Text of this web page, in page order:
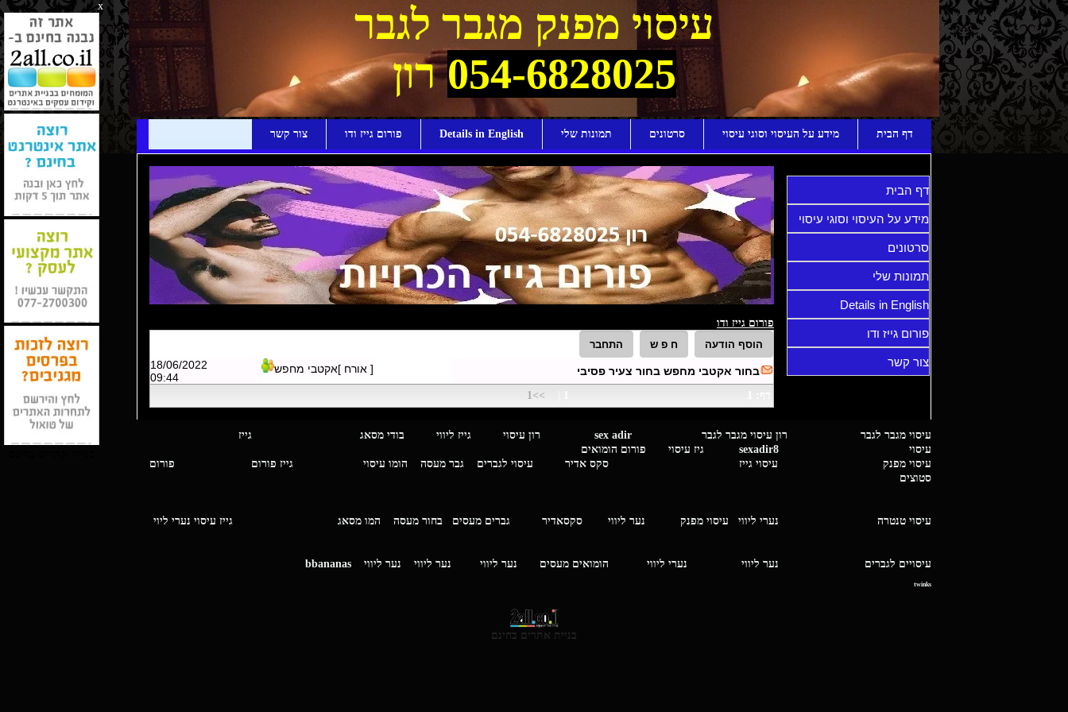
x
עיסוי מפנק מגבר לגבר
054-6828025רון
דף הבית מידע על העיסוי וסוגי עיסוי סרטונים תמונות שלי Details in English פורום גייז ודו צור קשר
דף הבית
מידע על העיסוי וסוגי עיסוי
סרטונים
תמונות שלי
Details in English
פורום גייז ודו
צור קשר
פורום גייז ודו
בחור אקטבי מחפש בחור צעיר פסיבי [ אורח ]אקטבי מחפש
18/06/2022
09:44
>>1
עיסוי מגבר לגבר רון עיסוי מגבר לגבר sex adir רון עיסוי גייז ליווי בודי מסאג גייז
עיסוי sexadir8 גיז עיסוי פורום הומואים
עיסוי מפנק
עיסוי גייז סקס אדיר עיסוי לגברים גבר מעסה הומו עיסוי גייז פורום
פורום
סטוצים
עיסוי טנטרה נערי ליווי עיסוי מפנק נער ליווי סקסאדיר גברים מעסים בחור מעסה המו מסאג גייז עיסוי נערי ליוי
עיסויים לגברים נער ליווי נערי ליווי הומואים מעסים נער ליווי נער ליווי נער ליווי bbananas
twinks
בניית אתרים בחינם